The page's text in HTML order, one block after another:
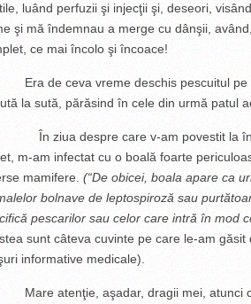
luând perfuzii şi injecţii şi, deseori,
şi mă îndemnau a merge cu dânşii,
ce mai încolo şi încoace!
de ceva vreme deschis pescuitul pe
la sută, părăsind în cele din urmă patul
despre care v-am povestit la
m-am infectat cu o boală foarte
mamifere. (“De obicei, boala apare ca
bolnave de leptospirozăsau
pescarilor sau celor care intră în mod
sunt câteva cuvinte pe care le-am
informative medicale).
atenţie, aşadar, dragii mei, atunci